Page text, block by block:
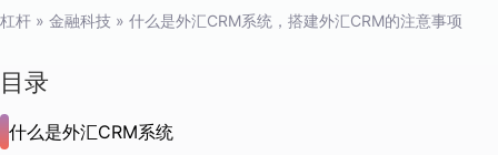
杠杆 » 金融科技 » 什么是外汇CRM系统，搭建外汇CRM的注意事项
目录
什么是外汇CRM系统